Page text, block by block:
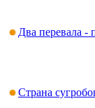
Два перевала -
Страна